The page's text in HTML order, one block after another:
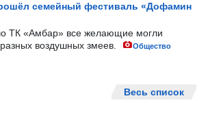
семейный фестиваль «Дофамин
ТК «Амбар» все желающие могли
воздушных змеев.
Общество
Весь список